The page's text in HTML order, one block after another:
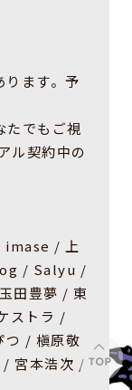
ります。予
たでもご視
ル契約中の
imase / 上
/ Salyu /
田豊夢 / 東
ストラ /
/ 槇原敬
宮本浩次 /